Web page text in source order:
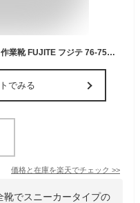
安全靴 セーフティーシューズ 先芯入り 作業靴 FUJITE フジテ 76-750 76セーフティシューズ 軽量EVA底 クッション性 合皮 ブラック ホワイト 24.5〜28.0cm 動きやすいローカットタイプ
でみる
価格と在庫を楽天でチェック >>
でスニーカータイプの